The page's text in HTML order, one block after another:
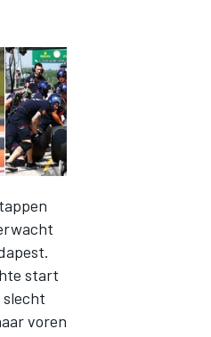
start
slecht
voren